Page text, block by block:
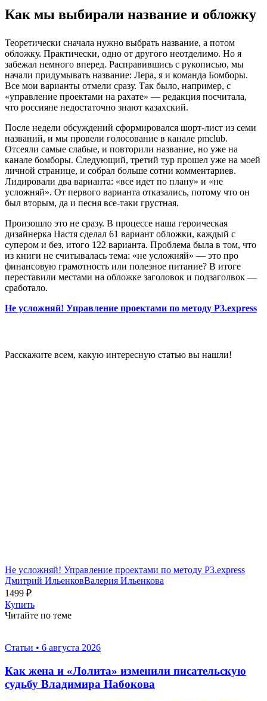
Как мы выбирали название и обложку
Теоретически сначала нужно выбрать название, а потом
обложку. Практически, одно от другого неотделимо. Но я
забежал немного вперед. Расправившись с рукописью, мы
начали придумывать название: Лера, я и команда Бомборы.
Все мои варианты отмели сразу. Так было, например, с
«управление проектами на рахате» — редакция посчитала,
что россияне недостаточно знают казахский.
После недели обсуждений сформировался шорт-лист из семи
названий, и мы провели голосование в канале pmclub.
Отсеяли самые слабые, и повторили название, но уже на
канале бомборы. Следующий, третий тур прошел уже на моей
личной странице, и собрал больше сотни комментариев.
Лидировали два варианта: «все идет по плану» и «не
усложняй». От первого варианта отказались, потому что он
был вторым, да и песня все-таки грустная.
Произошло это не сразу. В процессе наша героическая
дизайнерка Настя сделал 61 вариант обложки, каждый с
супером и без, итого 122 варианта. Проблема была в том, что
из книги не считывалась тема: «не усложняй» — это про
финансовую грамотность или полезное питание? В итоге
переставили местами на обложке заголовок и подзаголвок —
сработало.
Не усложняй! Управление проектами по методу P3.express
Расскажите всем, какую интересную статью вы нашли!
Не усложняй! Управление проектами по методу P3.express
Дмитрий ИльенковВалерия Ильенкова
1499 ₽
Купить
Читайте по теме
Статьи • 6 августа 2026
Как жена и «Лолита» изменили писательскую
судьбу Владимира Набокова